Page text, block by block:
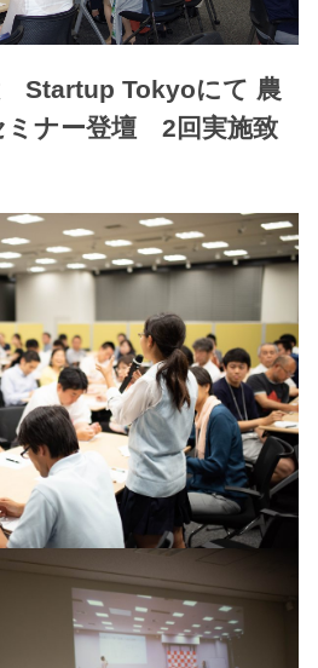
Startup Tokyoにて 農
ミナー登壇 2回実施致